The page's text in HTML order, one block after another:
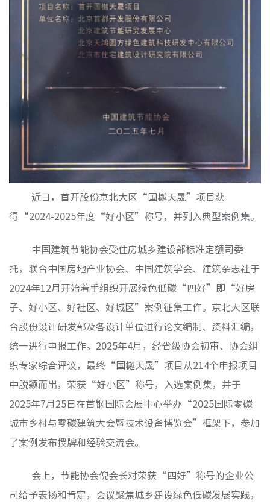
境外业
投资与
党建工
纪检监
群团工
核心理
房地产
物业服
近日，首开股份京北大区
“国樾天晟”项目获
得“2024-2025年度“好小区”称号，并列入典型案例集。
中国建筑节能协会受住房城乡建设部标准定额司委
托，联合中国房地产业协会、中国建筑学会、建筑杂志社于
2024年12月开始着手组织开展绿色低碳“四好”即“好房
子、好小区、好社区、好城区”案例征集工作。京北大区联
合股份设计研发部及各设计单位进行论文编制、资料汇编，
统一进行申报工作。2025年4月，经省级协会初审、协会组
织专家综合评议，最终“国樾天晟”项目从214个申报项目
中脱颖而出，荣获“好小区”称号，入选案例集，并于
2025年7月25日在首钢国际会展中心举办“2025国际零碳
城市乡村与零碳建筑大会暨技术设备博览会”框架下，参加
了案例发布授牌和经验交流会。
会上，节能协会倪会长对荣获 “四好”称号的企业公
司给予表扬和肯定，会议聚焦城乡建设绿色低碳发展实践，